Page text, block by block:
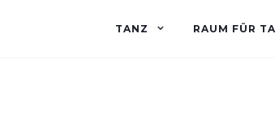
TANZ RAUM FÜR